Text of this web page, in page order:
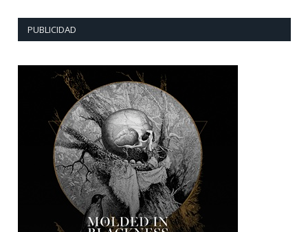
PUBLICIDAD